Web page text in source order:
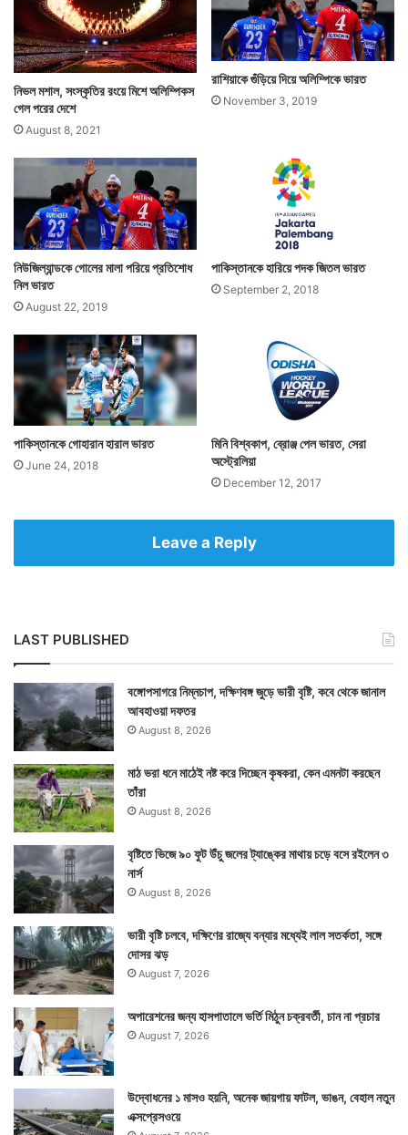
৩৬ বছরের শ্রীজেশকে এদিন জয়ের পরই ভারতীয় হকি দল ঘিরে
নিয়ে আনন্দে মেতে ওঠে। স্পেনকে হারিয়ে এদিন ব্রোঞ্জ পেল
ভারত। ফলে ভারত ৪টি ব্রোঞ্জ পেল এখনও পর্যন্ত।
Tags India National Field Hockey Team Paris 2024 Olympics
নিভল মশাল, সংস্কৃতির রংয়ে মিশে অলিম্পিকস
গেল পরের দেশে
August 8, 2021
রাশিয়াকে গুঁড়িয়ে দিয়ে অলিম্পিকে ভারত
November 3, 2019
নিউজিল্যান্ডকে গোলের মালা পরিয়ে প্রতিশোধ
নিল ভারত
August 22, 2019
পাকিস্তানকে হারিয়ে পদক জিতল ভারত
September 2, 2018
পাকিস্তানকে গোহারান হারাল ভারত
June 24, 2018
মিনি বিশ্বকাপ, ব্রোঞ্জ পেল ভারত, সেরা
অস্ট্রেলিয়া
December 12, 2017
Leave a Reply
LAST PUBLISHED
বঙ্গোপসাগরে নিম্নচাপ, দক্ষিণবঙ্গ জুড়ে ভারী বৃষ্টি, কবে থেকে জানাল
আবহাওয়া দফতর
August 8, 2026
মাঠ ভরা ধনে মাঠেই নষ্ট করে দিচ্ছেন কৃষকরা, কেন এমনটা করছেন
তাঁরা
August 8, 2026
বৃষ্টিতে ভিজে ৯০ ফুট উঁচু জলের ট্যাঙ্কের মাথায় চড়ে বসে রইলেন ৩
নার্স
August 8, 2026
ভারী বৃষ্টি চলবে, দক্ষিণের রাজ্যে বন্যার মধ্যেই লাল সতর্কতা, সঙ্গে
দোসর ঝড়
August 7, 2026
অপারেশনের জন্য হাসপাতালে ভর্তি মিঠুন চক্রবর্তী, চান না প্রচার
August 7, 2026
উদ্বোধনের ১ মাসও হয়নি, অনেক জায়গায় ফাটল, ভাঙন, বেহাল নতুন
এক্সপ্রেসওয়ে